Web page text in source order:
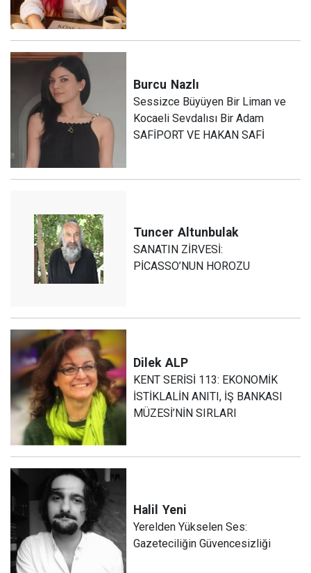
Burcu Nazlı
Sessizce Büyüyen Bir Liman ve
Kocaeli Sevdalısı Bir Adam
SAFİPORT VE HAKAN SAFİ
Tuncer Altunbulak
SANATIN ZİRVESİ:
PİCASSO’NUN HOROZU
Dilek ALP
KENT SERİSİ 113: EKONOMİK
İSTİKLALİN ANITI, İŞ BANKASI
MÜZESİ’NİN SIRLARI
Halil Yeni
Yerelden Yükselen Ses:
Gazeteciliğin Güvencesizliği